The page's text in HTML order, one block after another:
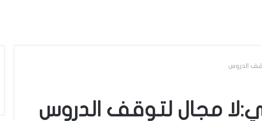
الدروس
مجال لتوقف الدروس